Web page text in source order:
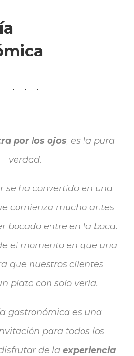
por los ojos, es la pura
verdad.
se ha convertido en una
comienza mucho antes
bocado entre en la boca.
el momento en que una
que nuestros clientes
plato con solo verla.
gastronómica es una
para todos los
de la experiencia